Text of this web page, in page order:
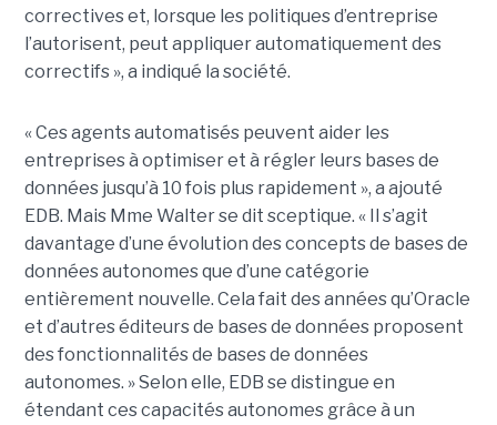
correctives et, lorsque les politiques d’entreprise
l’autorisent, peut appliquer automatiquement des
correctifs », a indiqué la société.
« Ces agents automatisés peuvent aider les
entreprises à optimiser et à régler leurs bases de
données jusqu’à 10 fois plus rapidement », a ajouté
EDB. Mais Mme Walter se dit sceptique. « Il s’agit
davantage d’une évolution des concepts de bases de
données autonomes que d’une catégorie
entièrement nouvelle. Cela fait des années qu’Oracle
et d’autres éditeurs de bases de données proposent
des fonctionnalités de bases de données
autonomes. » Selon elle, EDB se distingue en
étendant ces capacités autonomes grâce à un